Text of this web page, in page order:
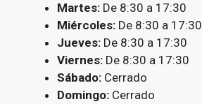
Martes: De 8:30 a 17:30
Miércoles: De 8:30 a 17:30
Jueves: De 8:30 a 17:30
Viernes: De 8:30 a 17:30
Sábado: Cerrado
Domingo: Cerrado